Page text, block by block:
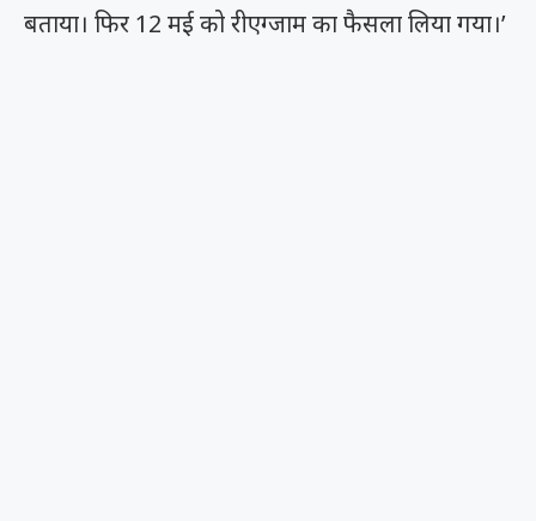
बताया। फिर 12 मई को रीएग्जाम का फैसला लिया गया।’